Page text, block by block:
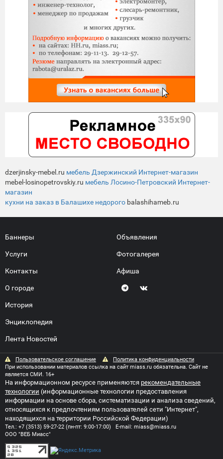
dzerjinsky-mebel.ru мебель Дзержинский Интернет-магазин
mebel-losinopetrovskiy.ru мебель Лосино-Петровский Интернет-
магазин
кухни на заказ в Балашихе недорого balashihameb.ru
Баннеры
Услуги
Контакты
О городе
История
Энциклопедия
Лента Новостей
Объявления
Фотогалерея
Афиша
Пользовательское соглашение
Политика конфиденциальности
При использовании материалов ссылка на сайт miass.ru обязательна. Сайт не
является СМИ. 16+
На информационном ресурсе применяются рекомендательные
технологии (информационные технологии предоставления
информации на основе сбора, систематизации и анализа сведений,
относящихся к предпочтениям пользователей сети "Интернет",
находящихся на территории Российской Федерации)
Тел.: +7 (3513) 59-27-22 (пн-пт: 9:00-17:00) E-mail: miass@miass.ru
ООО "ВЕБ Миасс"